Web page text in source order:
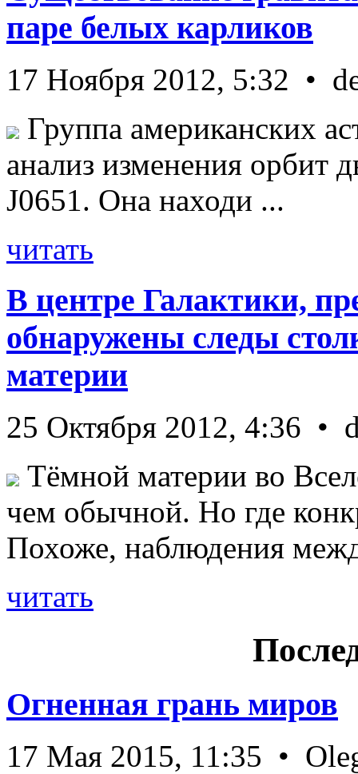
паре белых карликов
17 Ноября 2012, 5:32 •
Группа американских
анализ изменения орбит
J0651. Она находи ...
читать
В центре Галактики,
обнаружены следы
материи
25 Октября 2012, 4:36 •
Тёмной материи во
чем обычной. Но где
Похоже, наблюдения
читать
Огненная грань миров
17 Мая 2015, 11:35 •